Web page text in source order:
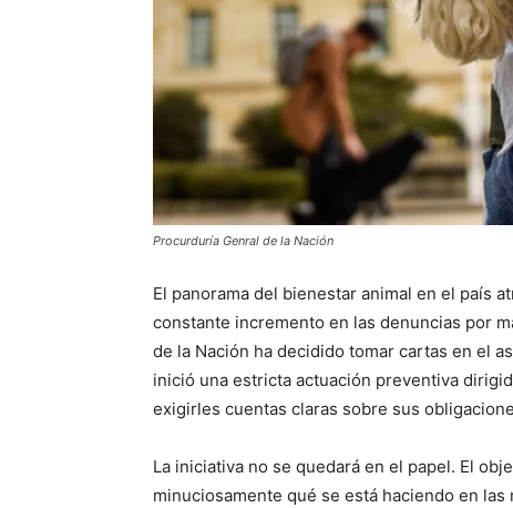
Procurduría Genral de la Nación
El panorama del bienestar animal en el país
constante incremento en las denuncias por
de la Nación ha decidido tomar cartas en el
inició una estricta actuación preventiva
exigirles cuentas claras sobre sus
La iniciativa no se quedará en el papel. El
minuciosamente qué se está haciendo en